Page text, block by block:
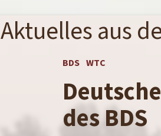
Aktuellesaus
BDS WTC
des BDS